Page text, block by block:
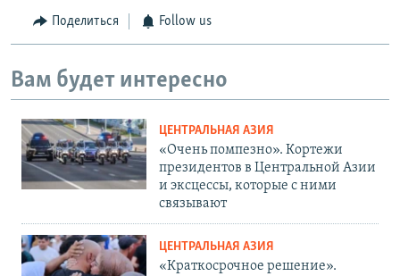
Поделиться Follow us
Вам будет интересно
ЦЕНТРАЛЬНАЯ АЗИЯ
«Очень помпезно». Кортежи
президентов в Центральной Азии
и эксцессы, которые с ними
связывают
ЦЕНТРАЛЬНАЯ АЗИЯ
«Краткосрочное решение».